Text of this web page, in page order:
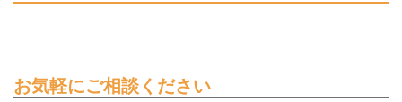
お気軽にご相談ください